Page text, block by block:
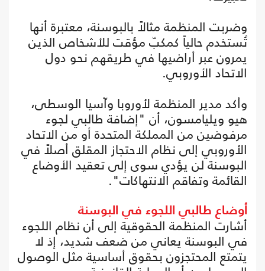
وضربت المنظمة مثالاً بالبوسنة، معتبرة أنها
تُستخدم حالياً كمكبّ مؤقت للأشخاص الذين
يمرون عبر أراضيها في طريقهم نحو دول
الاتحاد الأوروبي.
وأكد مدير المنظمة لأوروبا وآسيا الوسطى،
هيو ويليامسون، أن "إضافة طالبي لجوء
مرفوضين من المملكة المتحدة أو من الاتحاد
الأوروبي إلى نظام الاحتجاز المقلق أصلاً في
البوسنة لن يؤدي سوى إلى تعقيد الأوضاع
القائمة وتفاقم الانتهاكات".
أوضاع طالبي اللجوء في البوسنة
أشارت المنظمة الحقوقية إلى أن نظام اللجوء
في البوسنة يعاني من ضعف شديد، إذ لا
يتمتع المحتجزون بحقوق أساسية مثل الوصول